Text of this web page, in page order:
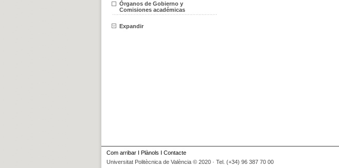
Órganos de Gobierno y
Comisiones académicas
Expandir
Com arribar I Plànols I Contacte
Universitat Politècnica de València © 2020 · Tel. (+34) 96 387 70 00